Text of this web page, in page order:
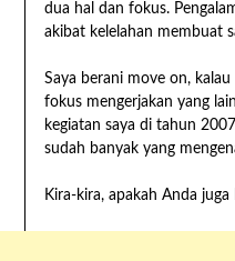
dua hal dan fokus.
akibat kelelahan membuat
Saya berani move on,
fokus mengerjakan yang
kegiatan saya di tahun
sudah banyak yang
Kira-kira, apakah Anda